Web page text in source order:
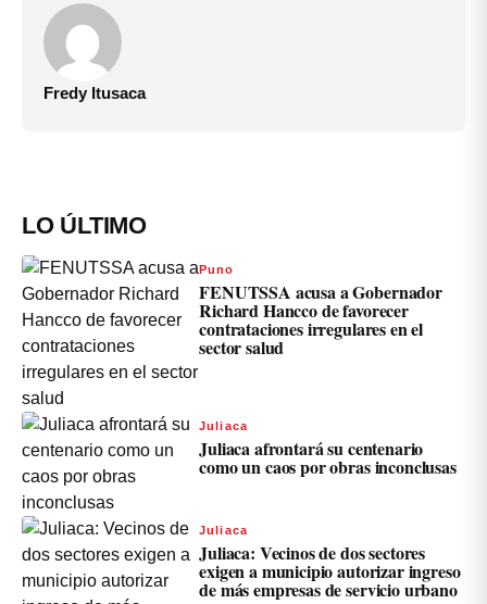
Fredy Itusaca
LO ÚLTIMO
Puno
FENUTSSA acusa a Gobernador
Richard Hancco de favorecer
contrataciones irregulares en el
sector salud
Juliaca
Juliaca afrontará su centenario
como un caos por obras inconclusas
Juliaca
Juliaca: Vecinos de dos sectores
exigen a municipio autorizar ingreso
de más empresas de servicio urbano